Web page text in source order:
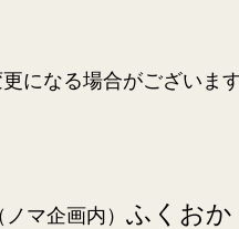
更になる場合がございま
ノマ企画内） ふくおか